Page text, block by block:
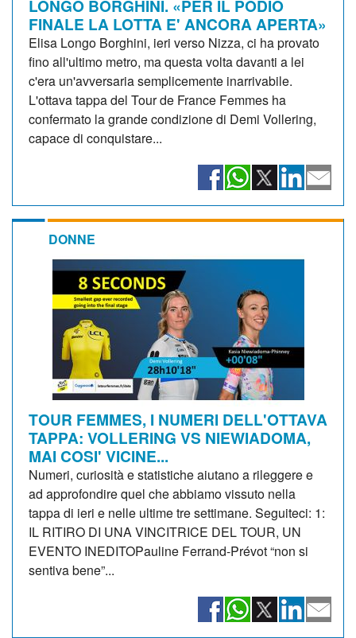
LONGO BORGHINI. «PER IL PODIO
FINALE LA LOTTA E' ANCORA APERTA»
Elisa Longo Borghini, ieri verso Nizza, ci ha provato
fino all'ultimo metro, ma questa volta davanti a lei
c'era un'avversaria semplicemente inarrivabile.
L'ottava tappa del Tour de France Femmes ha
confermato la grande condizione di Demi Vollering,
capace di conquistare...
DONNE
TOUR FEMMES, I NUMERI DELL'OTTAVA
TAPPA: VOLLERING VS NIEWIADOMA,
MAI COSI' VICINE...
Numeri, curiosità e statistiche aiutano a rileggere e
ad approfondire quel che abbiamo vissuto nella
tappa di ieri e nelle ultime tre settimane. Seguiteci: 1:
IL RITIRO DI UNA VINCITRICE DEL TOUR, UN
EVENTO INEDITOPauline Ferrand-Prévot “non si
sentiva bene”...